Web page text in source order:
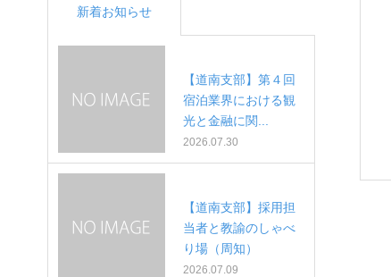
新着お知らせ
【道南支部】第４回
宿泊業界における観
光と金融に関...
2026.07.30
【道南支部】採用担
当者と教諭のしゃべ
り場（周知）
2026.07.09